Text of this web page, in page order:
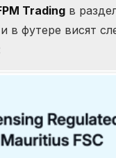
Trading в
в футере висят